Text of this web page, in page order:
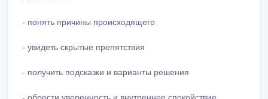
- понять причины происходящего
- увидеть скрытые препятствия
- получить подсказки и варианты решения